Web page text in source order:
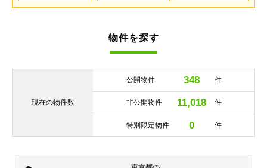
物件を探す
現在の物件数
公開物件 348 件
非公開物件 11,018 件
特別限定物件 0 件